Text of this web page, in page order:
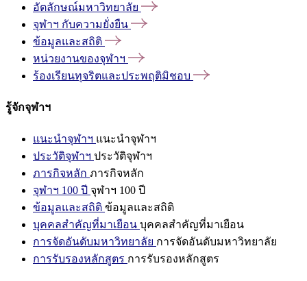
อัตลักษณ์มหาวิทยาลัย
จุฬาฯ กับความยั่งยืน
ข้อมูลและสถิติ
หน่วยงานของจุฬาฯ
ร้องเรียนทุจริตและประพฤติมิชอบ
รู้จักจุฬาฯ
แนะนำจุฬาฯ แนะนำจุฬาฯ
ประวัติจุฬาฯ ประวัติจุฬาฯ
ภารกิจหลัก ภารกิจหลัก
จุฬาฯ 100 ปี จุฬาฯ 100 ปี
ข้อมูลและสถิติ ข้อมูลและสถิติ
บุคคลสำคัญที่มาเยือน บุคคลสำคัญที่มาเยือน
การจัดอันดับมหาวิทยาลัย การจัดอันดับมหาวิทยาลัย
การรับรองหลักสูตร การรับรองหลักสูตร